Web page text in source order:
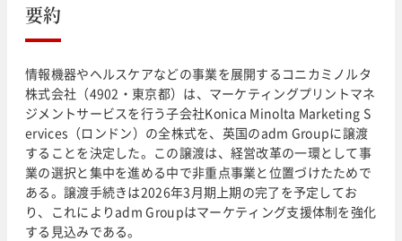
要約
情報機器やヘルスケアなどの事業を展開するコニカミノルタ
株式会社（4902・東京都）は、マーケティングプリントマネ
ジメントサービスを行う子会社Konica Minolta Marketing S
ervices（ロンドン）の全株式を、英国のadm Groupに譲渡
することを決定した。この譲渡は、経営改革の一環として事
業の選択と集中を進める中で非重点事業と位置づけたためで
ある。譲渡手続きは2026年3月期上期の完了を予定してお
り、これによりadm Groupはマーケティング支援体制を強化
する見込みである。